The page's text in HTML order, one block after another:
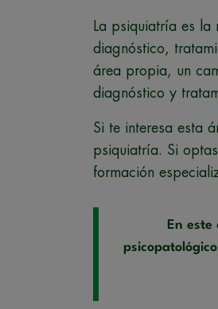
La psiquiatría es la
diagnóstico,
área propia, un
diagnóstico y
Si te interesa esta
psiquiatría. Si
formación
En